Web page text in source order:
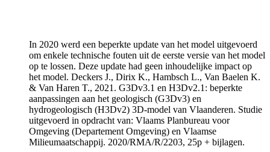
In 2020 werd een beperkte update van het model uitgevoerd
om enkele technische fouten uit de eerste versie van het model
op te lossen. Deze update had geen inhoudelijke impact op
het model. Deckers J., Dirix K., Hambsch L., Van Baelen K.
& Van Haren T., 2021. G3Dv3.1 en H3Dv2.1: beperkte
aanpassingen aan het geologisch (G3Dv3) en
hydrogeologisch (H3Dv2) 3D-model van Vlaanderen. Studie
uitgevoerd in opdracht van: Vlaams Planbureau voor
Omgeving (Departement Omgeving) en Vlaamse
Milieumaatschappij. 2020/RMA/R/2203, 25p + bijlagen.